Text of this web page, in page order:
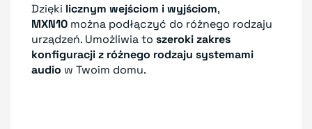
Dzięki licznym wejściom i wyjściom,
MXN10 można podłączyć do różnego rodzaju
urządzeń. Umożliwia to szeroki zakres
konfiguracji z różnego rodzaju systemami
audio w Twoim domu.